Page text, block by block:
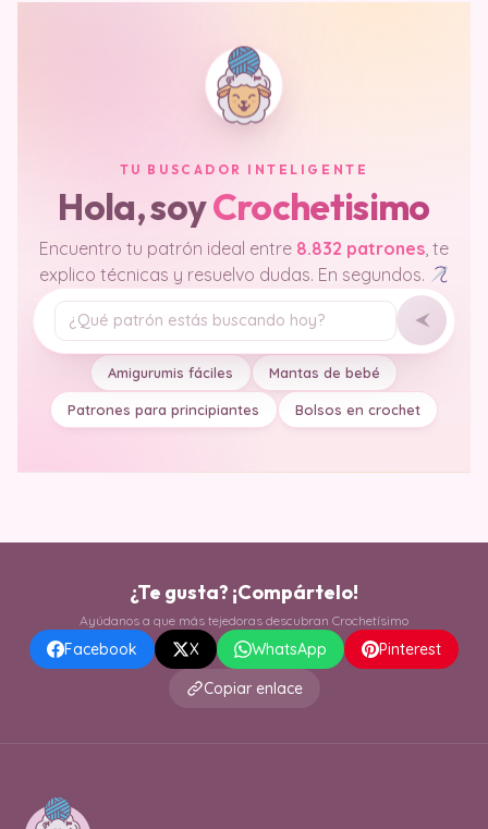
TU BUSCADOR INTELIGENTE
Hola, soyCrochetisimo
Encuentro tu patrón ideal entre 8.832 patrones, te
explico técnicas y resuelvo dudas. En segundos.
Tu pregunta
Amigurumis fáciles Mantas de bebé
Patrones para principiantes Bolsos en crochet
¿Te gusta? ¡Compártelo!
Ayúdanos a que más tejedoras descubran Crochetísimo
Facebook X WhatsApp
Pinterest
Copiar enlace